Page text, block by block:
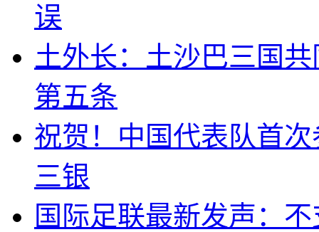
误
土外长：土沙巴三国
第五条
祝贺！中国代表队首
三银
国际足联最新发声：